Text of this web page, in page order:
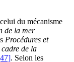
du mécanisme
de la mer
Procédures et
de la
. Selon les